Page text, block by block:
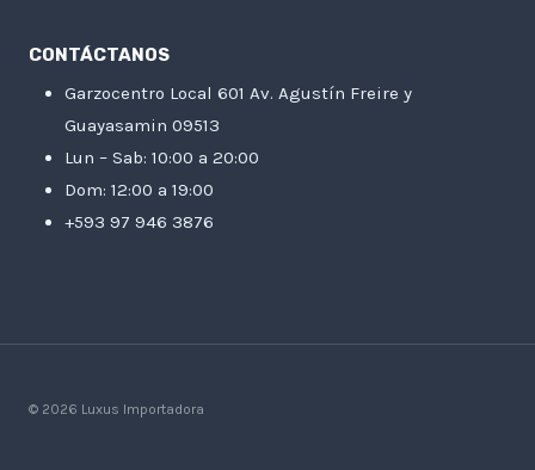
CONTÁCTANOS
Garzocentro Local 601 Av. Agustín Freire y
Guayasamin 09513
Lun – Sab: 10:00 a 20:00
Dom: 12:00 a 19:00
+593 97 946 3876
© 2026 Luxus Importadora